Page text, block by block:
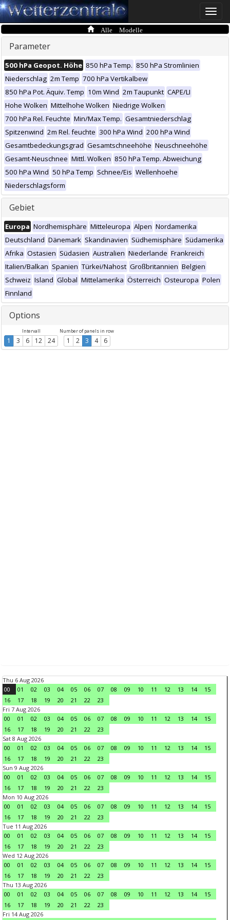
Toggle
Alle Modelle
Parameter
500 hPa Geopot. Höhe 850 hPa Temp. 850 hPa Stromlinien
Niederschlag 2m Temp 700 hPa Vertikalbew
850 hPa Pot. Äquiv. Temp 10m Wind 2m Taupunkt CAPE/LI
Hohe Wolken Mittelhohe Wolken Niedrige Wolken
700 hPa Rel. Feuchte Min/Max Temp. Gesamtniederschlag
Spitzenwind 2m Rel. feuchte 300 hPa Wind 200 hPa Wind
Gesamtbedeckungsgrad Gesamtschneehöhe Neuschneehöhe
Gesamt-Neuschnee Mittl. Wolken 850 hPa Temp. Abweichung
500 hPa Wind 50 hPa Temp Schnee/Eis Wellenhoehe
Niederschlagsform
Gebiet
Europa Nordhemisphäre Mitteleuropa Alpen Nordamerika
Deutschland Dänemark Skandinavien Südhemisphäre Südamerika
Afrika Ostasien Südasien Australien Niederlande Frankreich
Italien/Balkan Spanien Türkei/Nahost Großbritannien Belgien
Schweiz Island Global Mittelamerika Österreich Osteuropa Polen
Finnland
Options
Intervall
1 3 6 12 24
Number of panels in row
1 2 3 4 6
Thu 6 Aug 2026
00
01 02 03 04 05 06 07 08 09 10 11 12 13 14
15
16
17 18 19 20 21 22
23
Fri 7 Aug 2026
00
01 02 03 04 05 06 07 08 09 10 11 12 13 14
15
16
17 18 19 20 21 22
23
Sat 8 Aug 2026
00
01 02 03 04 05 06 07 08 09 10 11 12 13 14
15
16
17 18 19 20 21 22
23
Sun 9 Aug 2026
00
01 02 03 04 05 06 07 08 09 10 11 12 13 14
15
16
17 18 19 20 21 22
23
Mon 10 Aug 2026
00
01 02 03 04 05 06 07 08 09 10 11 12 13 14
15
16
17 18 19 20 21 22
23
Tue 11 Aug 2026
00
01 02 03 04 05 06 07 08 09 10 11 12 13 14
15
16
17 18 19 20 21 22
23
Wed 12 Aug 2026
00
01 02 03 04 05 06 07 08 09 10 11 12 13 14
15
16
17 18 19 20 21 22
23
Thu 13 Aug 2026
00
01 02 03 04 05 06 07 08 09 10 11 12 13 14
15
16
17 18 19 20 21 22
23
Fri 14 Aug 2026